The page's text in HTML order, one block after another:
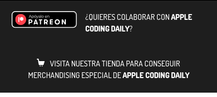
¿QUIERES COLABORAR CONAPPLE
CODING DAILY?
VISITA NUESTRA TIENDA PARA CONSEGUIR
MERCHANDISING ESPECIAL DEAPPLE CODING DAILY